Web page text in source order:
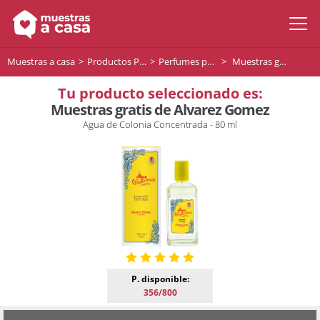
Muestras a casa Productos Premium Perfumes para hombre Muestras gratis de Alvarez Gomez
Tu producto seleccionado es:
Muestras gratis de Alvarez Gomez
Agua de Colonia Concentrada - 80 ml
P. disponible:
356/800